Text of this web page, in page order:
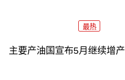
最热
主要产油国宣布5月继续增产